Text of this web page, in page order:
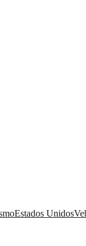
Estados Unidos